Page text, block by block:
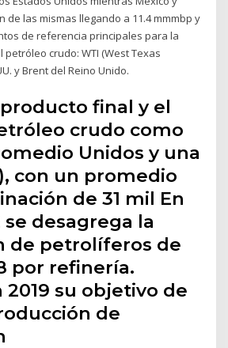
de las mismas llegando a 11.4 mmmbp y
de referencia principales para la
crudo: WTI (West Texas
y Brent del Reino Unido.
final y el
crudo como
Unidos y una
con un promedio
de 31 mil En
se desagrega la
de petrolíferos de
por refinería.
su objetivo de
de